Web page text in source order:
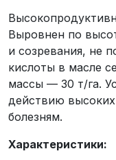
Выровнен по
и созревания, не
кислоты в масле
массы — 30 т/га.
действию
болезням.
Характеристики: